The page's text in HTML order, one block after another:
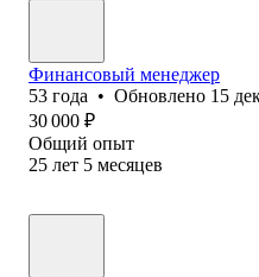
Финансовый менеджер
53 года • Обновлено 15
30 000 ₽
Общий опыт
25 лет 5 месяцев